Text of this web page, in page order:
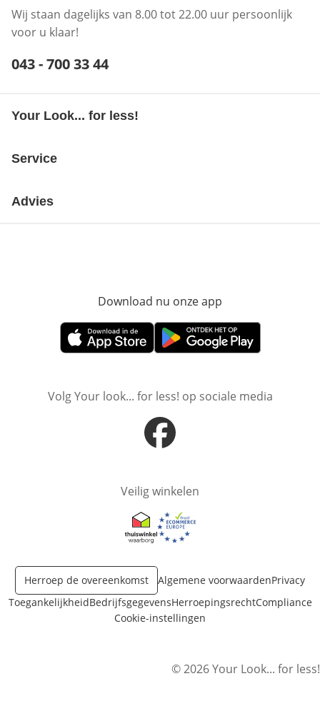
Wij staan dagelijks van 8.00 tot 22.00 uur persoonlijk
voor u klaar!
Telefoonnummer:
043 - 700 33 44
Your Look... for less!
Service
Advies
Download nu onze app
Opent in nieuw vensterOpent in nieuw venster
Volg Your look... for less! op sociale media
Opent in nieuw venster
Veilig winkelen
Opent in nieuw venster
Opent in nieuw venster
Herroep de overeenkomst Algemene voorwaardenPrivacy
ToegankelijkheidBedrijfsgegevensHerroepingsrechtCompliance
Cookie-instellingen
© 2026 Your Look... for less!